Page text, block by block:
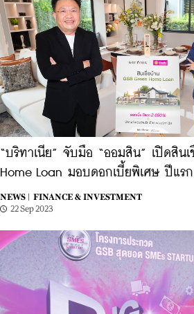
“บริทาเนีย” จับมือ “ออมสิน” เปิดสินเ
Home Loan มอบดอกเบี้ยพิเศษ ปีแรก
NEWS |
FINANCE & INVESTMENT
22 Sep 2023